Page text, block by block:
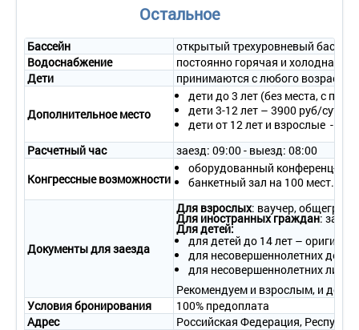
- уборка номера – ежедневно или по требованию;
- смена белья – 1 раз в 3 дня или по требованию;
- смена полотенец – 1 раз в 3 дня или по требованию.
3-местный 1-комнатный номер с частичными удобствами (300
м от пляжа)
Количество основных мест – 3.
Дополнительное место – 1.
Балкон – не во всех номерах.
Мебель – 1-спальные кровати, прикроватные тумбочки.
Оборудование – телевизор со спутниковым телевидением,
холодильник.
Покрытие пола – ковровое покрытие.
Санузел – умывальник, туалет.
Wi-Fi.
Сервис:
- уборка номера – ежедневно или по требованию;
- смена белья – 1 раз в 3 дня или по требованию;
- смена полотенец – 1 раз в 3 дня или по требованию.
Остальное
Бассейн
открытый трехуровневый
Водоснабжение
постоянно горячая и холодная
Дети
принимаются с любого возраста
Дополнительное место
дети до 3 лет (без места, с
дети 3-12 лет – 3900 руб/сутки;
дети от 12 лет и взрослые -
Расчетный час
заезд: 09:00 - выезд: 08:00
Конгрессные возможности
оборудованный конференц-зал
банкетный зал на 100 мест.
Документы для заезда
Для взрослых: ваучер,
Для иностранных граждан:
Для детей:
для детей до 14 лет –
для несовершеннолетних
для несовершеннолетних лиц
Рекомендуем и взрослым, и
Условия бронирования
100% предоплата
Адрес
Российская Федерация,